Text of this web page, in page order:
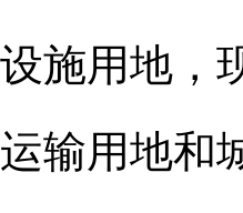
施用地，
输用地和